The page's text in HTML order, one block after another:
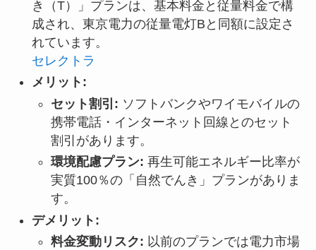
き（T）」プランは、基本料金と従量料金で構
成され、東京電力の従量電灯Bと同額に設定さ
れています。
セレクトラ
メリット:
セット割引: ソフトバンクやワイモバイルの
携帯電話・インターネット回線とのセット
割引があります。
環境配慮プラン: 再生可能エネルギー比率が
実質100％の「自然でんき」プランがありま
す。
デメリット:
料金変動リスク: 以前のプランでは電力市場